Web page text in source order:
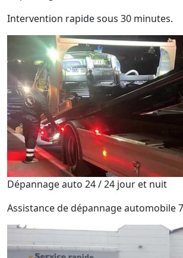
Intervention rapide sous 30 minutes.
Dépannage auto 24 / 24 jour et nuit
Assistance de dépannage automobile